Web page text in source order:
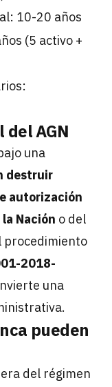
10-20 años
(5 activo +
AGN
una
destruir
autorización
Nación o del
procedimiento
2018-
una
pueden
del régimen